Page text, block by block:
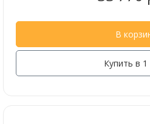
В
Купить в 1